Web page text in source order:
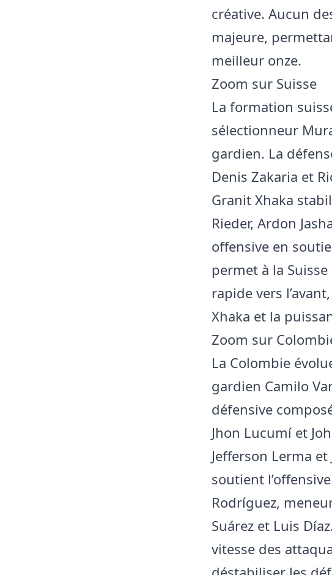
créative. Aucun
majeure,
meilleur onze.
Zoom sur Suisse
La formation
sélectionneur
gardien. La
Denis Zakaria et
Granit Xhaka
Rieder, Ardon
offensive en
permet à la
rapide vers
Xhaka et la
Zoom sur
La Colombie
gardien Camilo
défensive
Jhon Lucumí et
Jefferson Lerma
soutient
Rodríguez,
Suárez et Luis
vitesse des